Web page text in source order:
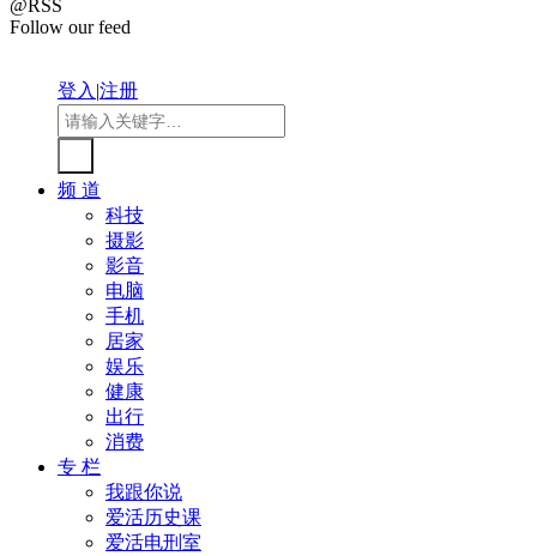
@RSS
Follow our feed
登入|注册
频 道
科技
摄影
影音
电脑
手机
居家
娱乐
健康
出行
消费
专 栏
我跟你说
爱活历史课
爱活电刑室